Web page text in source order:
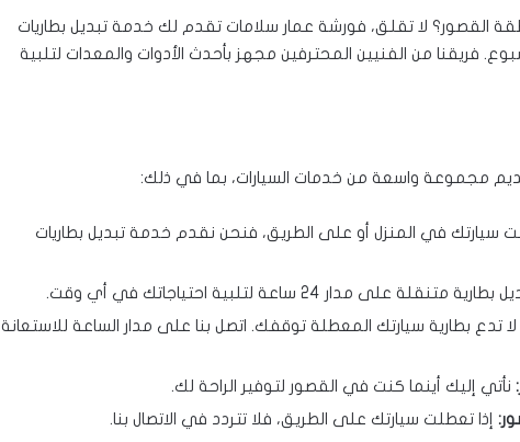
لا تقلق، فورشة عمار سلامات تقدم لك خدمة تبديل بطاريات
فريقنا من الفنيين المحترفين مجهز بأحدث الأدوات والمعدات لتلبية
مجموعة واسعة من خدمات السيارات، بما في ذلك:
سيارتك في المنزل أو على الطريق، فنحن نقدم خدمة تبديل بطاريات
متنقلة على مدار 24 ساعة لتلبية احتياجاتك في أي وقت.
لا تدع بطارية سيارتك المعطلة توقفك. اتصل بنا على مدار الساعة للاستعانة
نأتي إليك أينما كنت في القصور لتوفير الراحة لك.
إذا تعطلت سيارتك على الطريق، فلا تتردد في الاتصال بنا.